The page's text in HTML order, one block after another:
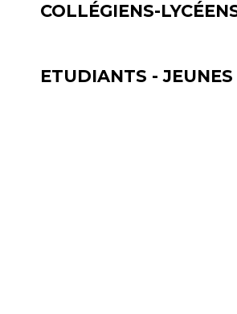
COLLÉGIENS-
ETUDIANTS - JEUNES